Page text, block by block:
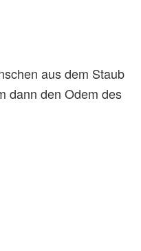
aus dem Staub
dann den Odem des